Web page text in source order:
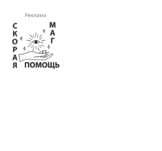
Реклама